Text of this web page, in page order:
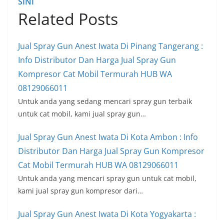
Related Posts
Jual Spray Gun Anest Iwata Di Pinang Tangerang :
Info Distributor Dan Harga Jual Spray Gun
Kompresor Cat Mobil Termurah HUB WA
08129066011
Untuk anda yang sedang mencari spray gun terbaik
untuk cat mobil, kami jual spray gun…
Jual Spray Gun Anest Iwata Di Kota Ambon : Info
Distributor Dan Harga Jual Spray Gun Kompresor
Cat Mobil Termurah HUB WA 08129066011
Untuk anda yang mencari spray gun untuk cat mobil,
kami jual spray gun kompresor dari…
Jual Spray Gun Anest Iwata Di Kota Yogyakarta :